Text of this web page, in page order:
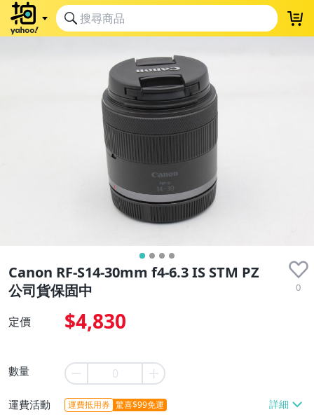
Canon RF-S14-30mm f4-6.3 IS STM PZ
公司貨保固中
0
定價 $4,830
數量
運費活動 運費抵用券 驚喜$99免運